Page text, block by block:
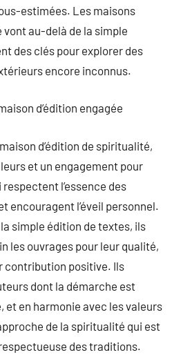
estimées. Les maisons
vont au-delà de la simple
des clés pour explorer des
encore inconnus.
d’édition engagée
d’édition de spiritualité,
et un engagement pour
l’essence des
encouragent l’éveil personnel.
simple édition de textes, ils
les ouvrages pour leur qualité,
contribution positive. Ils
dont la démarche est
et en harmonie avec les valeurs
de la spiritualité qui est
des traditions.